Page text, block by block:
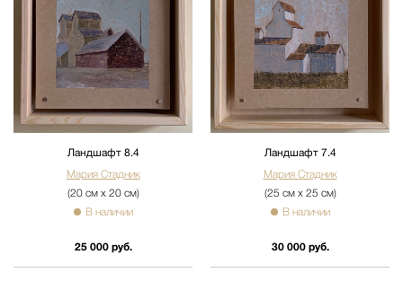
Ландшафт 8.4
Мария Стадник
(20 см х 20 см)
В наличии
25 000 руб.
Ландшафт 7.4
Мария Стадник
(25 см х 25 см)
В наличии
30 000 руб.